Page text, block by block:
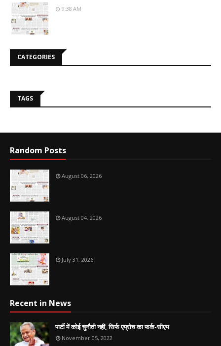
9:38 AM
CATEGORIES
TAGS
Random Posts
August 06, 2026
August 04, 2026
July 31, 2026
Recent in News
पार्टी में कोई चुनौती नहीं, सिर्फ एप्रोच का फर्क-सीएम
November 05, 2022